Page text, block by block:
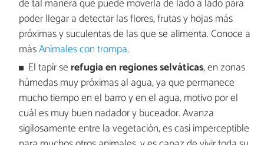
de tal manera que puede moverla de lado a lado para
poder llegar a detectar las flores, frutas y hojas más
próximas y suculentas de las que se alimenta. Conoce a
másAnimales con trompa.
El tapir se refugia en regiones selváticas, en zonas
húmedas muy próximas al agua, ya que permanece
mucho tiempo en el barro y en el agua, motivo por el
cuál es muy buen nadador y buceador. Avanza
sigilosamente entre la vegetación, es casi imperceptible